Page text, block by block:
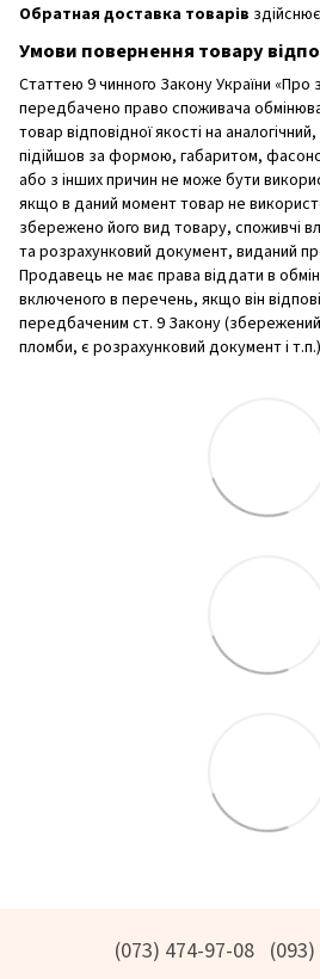
Обратная доставка товарів
Умови повернення товару
Статтею 9 чинного Закону України «Про
передбачено право споживача
товар відповідної якості на
підійшов за формою, габаритом,
або з інших причин не може бути
якщо в даний момент товар не
збережено його вид товару, споживчі
та розрахунковий документ, виданий
Продавець не має права віддати в
включеного в перечень, якщо він
передбаченим ст. 9 Закону
пломби, є розрахунковий документ і
(073) 474-97-08